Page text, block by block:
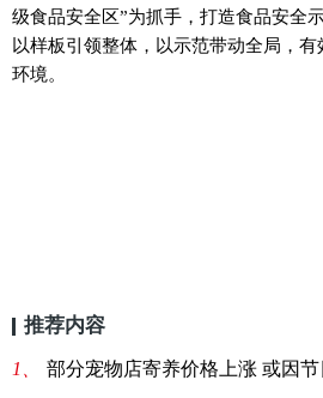
级食品安全区”为抓手，打造食品安全
以样板引领整体，以示范带动全局，
环境。
推荐内容
1、 部分宠物店寄养价格上涨 或因